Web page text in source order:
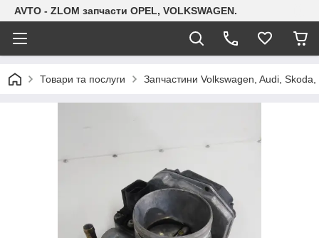
AVTO - ZLOM запчасти OPEL, VOLKSWAGEN.
Товари та послуги Запчастини Volkswagen, Audi, Skoda,